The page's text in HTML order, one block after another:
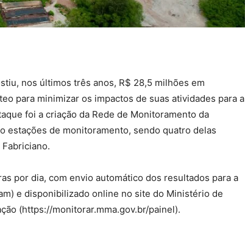
nos últimos três anos, R$ 28,5 milhões em
para minimizar os impactos de suas atividades para a
foi a criação da Rede de Monitoramento da
estações de monitoramento, sendo quatro delas
por dia, com envio automático dos resultados para a
e disponibilizado online no site do Ministério de
(https://monitorar.mma.gov.br/painel).